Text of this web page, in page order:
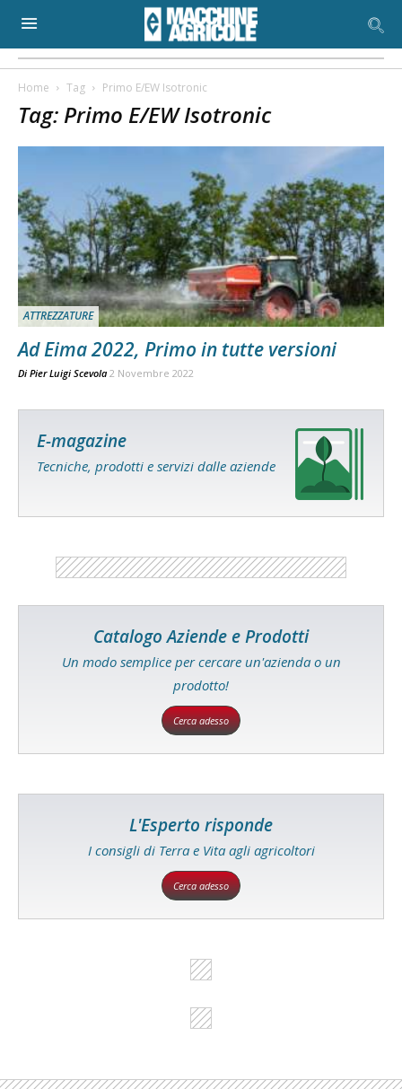
Home Tag Primo E/EW Isotronic
Tag: Primo E/EW Isotronic
ATTREZZATURE
Ad Eima 2022, Primo in tutte versioni
Di Pier Luigi Scevola 2 Novembre 2022
E-magazine
Tecniche, prodotti e servizi dalle aziende
Catalogo Aziende e Prodotti
Un modo semplice per cercare un'azienda o un
prodotto!
Cerca adesso
L'Esperto risponde
I consigli di Terra e Vita agli agricoltori
Cerca adesso